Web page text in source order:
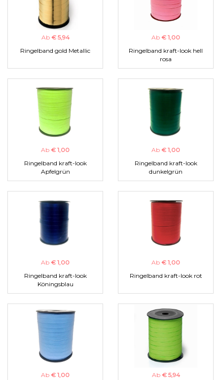
Ab € 5,94
Ringelband gold Metallic
Ab € 1,00
Ringelband kraft-look hell
rosa
Ab € 1,00
Ringelband kraft-look
Apfelgrün
Ab € 1,00
Ringelband kraft-look
dunkelgrün
Ab € 1,00
Ringelband kraft-look
Köningsblau
Ab € 1,00
Ringelband kraft-look rot
Ab € 1,00 Ab € 5,94